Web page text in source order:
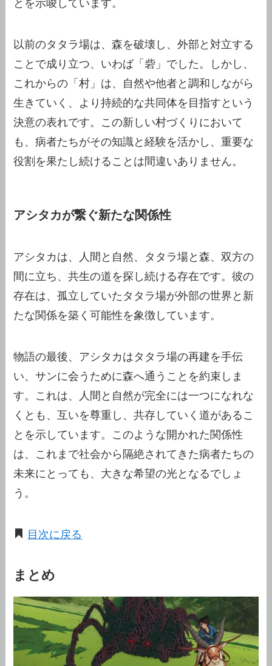
とを示唆しています。
以前のタタラ場は、森を破壊し、外部と対立する
ことで成り立つ、いわば「砦」でした。しかし、
これからの「村」は、自然や他者と調和しながら
生きていく、より持続的な共同体を目指すという
決意の表れです。この新しい村づくりにおいて
も、病者たちがその知識と経験を活かし、重要な
役割を果たし続けることは間違いありません。
アシタカが繋ぐ新たな関係性
アシタカは、人間と自然、タタラ場と森、双方の
間に立ち、共生の道を探し続ける存在です。彼の
存在は、孤立していたタタラ場が外部の世界と新
たな関係を築く可能性を象徴しています。
物語の最後、アシタカはタタラ場の再建を手伝
い、サンに会うために森へ通うことを約束しま
す。これは、人間と自然が完全には一つになれな
くとも、互いを尊重し、共存していく道があるこ
とを示しています。このような開かれた関係性
は、これまで社会から隔絶されてきた病者たちの
未来にとっても、大きな希望の光となるでしょ
う。
目次に戻る
まとめ